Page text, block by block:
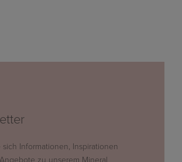
sich Informationen, Inspirationen
zu unserem Mineral